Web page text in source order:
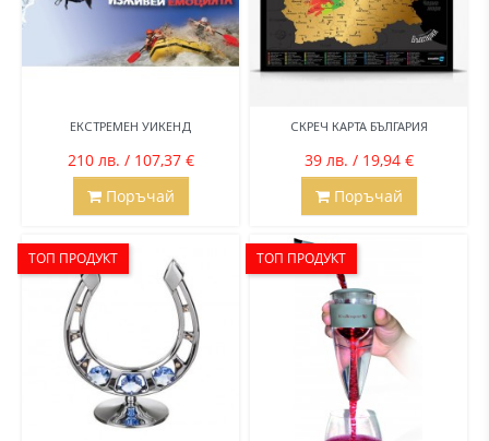
ЕКСТРЕМЕН УИКЕНД
210 лв. / 107,37 €
Поръчай
СКРЕЧ КАРТА БЪЛГАРИЯ
39 лв. / 19,94 €
Поръчай
ТОП ПРОДУКТ ТОП ПРОДУКТ